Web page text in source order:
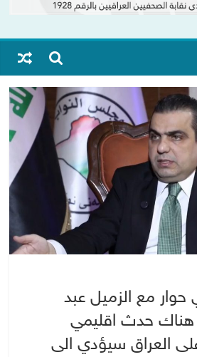
مع الزميل عبد
هناك حدث اقليمي
العراق سيؤدي الى